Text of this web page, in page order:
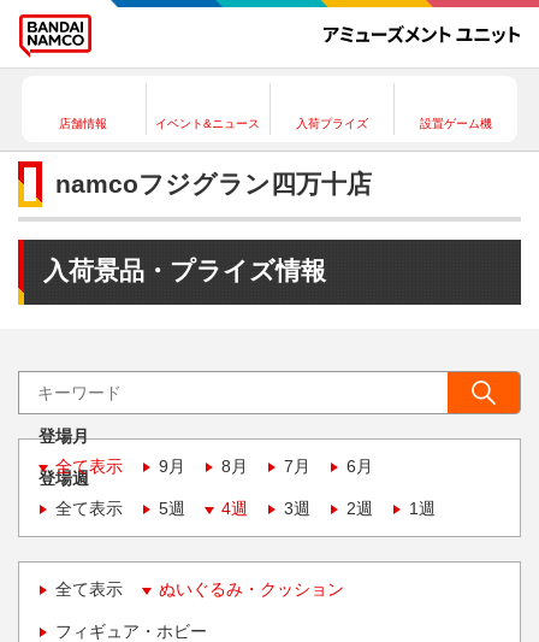
店舗情報 イベント&ニュース 入荷プライズ 設置ゲーム機
namcoフジグラン四万十店
入荷景品・プライズ情報
登場月
全て表示
9月 8月 7月 6月
登場週
全て表示
5週 4週 3週 2週 1週
全て表示 ぬいぐるみ・クッション
フィギュア・ホビー